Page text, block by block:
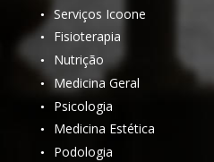
• Serviços Icoone
• Fisioterapia
• Nutrição
• Medicina Geral
• Psicologia
• Medicina Estética
• Podologia